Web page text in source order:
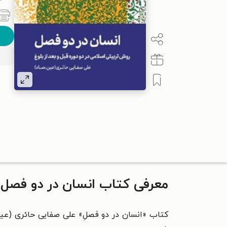
معرفی کتاب انسان در دو فصل
کتاب «انسان در دو فصلِ» علی صفایی حائری